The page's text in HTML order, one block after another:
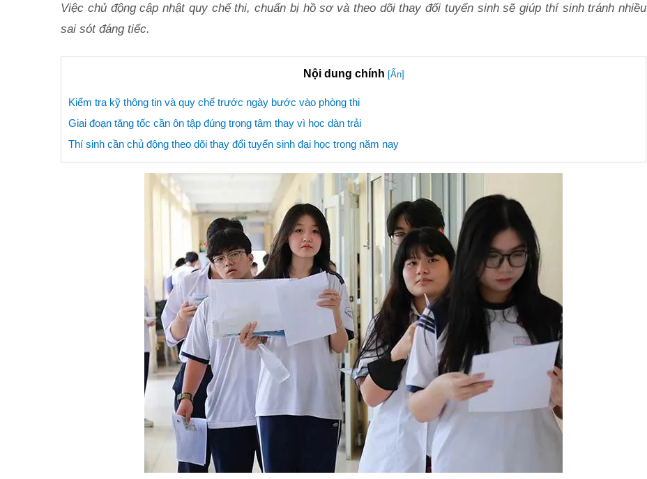
Việc chủ động cập nhật quy chế thi, chuẩn bị hồ sơ và theo dõi thay đổi tuyển sinh sẽ giúp thí sinh tránh nhiều
sai sót đáng tiếc.
Nội dung chính [Ẩn]
Kiểm tra kỹ thông tin và quy chế trước ngày bước vào phòng thi
Giai đoạn tăng tốc cần ôn tập đúng trọng tâm thay vì học dàn trải
Thí sinh cần chủ động theo dõi thay đổi tuyển sinh đại học trong năm nay